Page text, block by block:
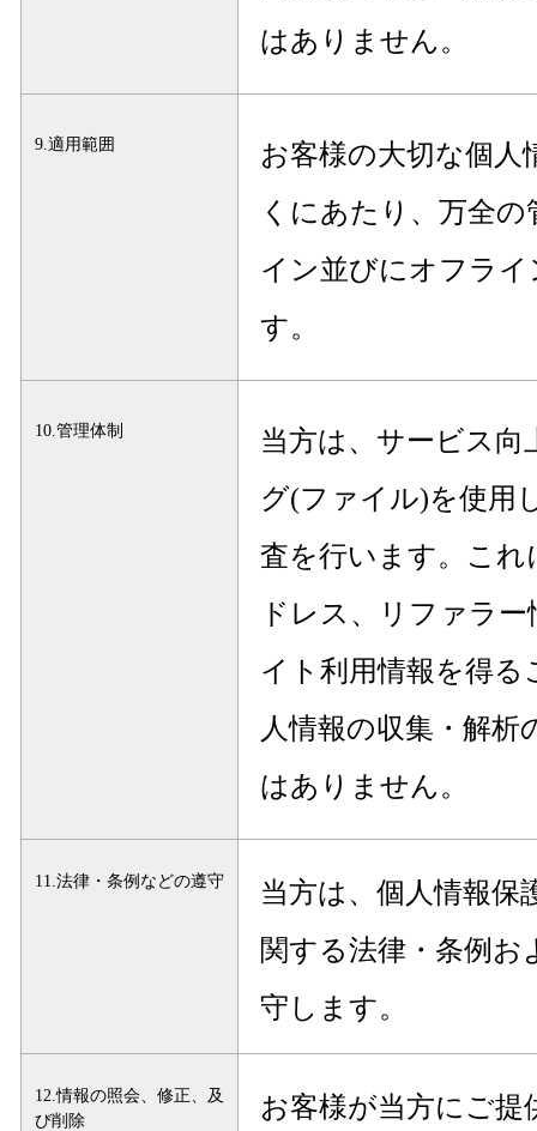
はありません。
9.適用範囲
お客様の大切な個
くにあたり、万全
イン並びにオフラ
す。
10.管理体制
当方は、サービス
グ(ファイル)を使用
査を行います。これ
ドレス、リファラ
イト利用情報を得
人情報の収集・解
はありません。
11.法律・条例などの遵守
当方は、個人情報保
関する法律・条例
守します。
12.情報の照会、修正、及
び削除
お客様が当方にご